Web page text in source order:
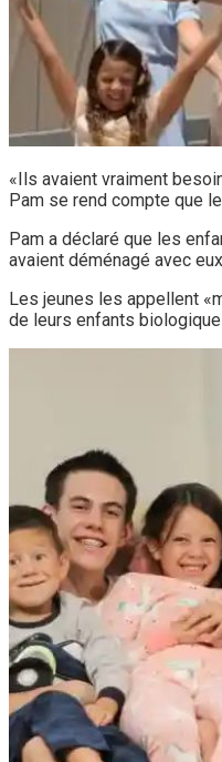
«Ils avaient vraiment
Pam se rend compte que
Pam a déclaré que les
avaient déménagé avec
Les jeunes les appellent
de leurs enfants